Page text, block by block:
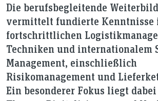
Die berufsbegleitende
vermittelt fundierte Kenntnisse
fortschrittlichen
Techniken und internationalem
Management, einschließlich
Risikomanagement und
Ein besonderer Fokus liegt